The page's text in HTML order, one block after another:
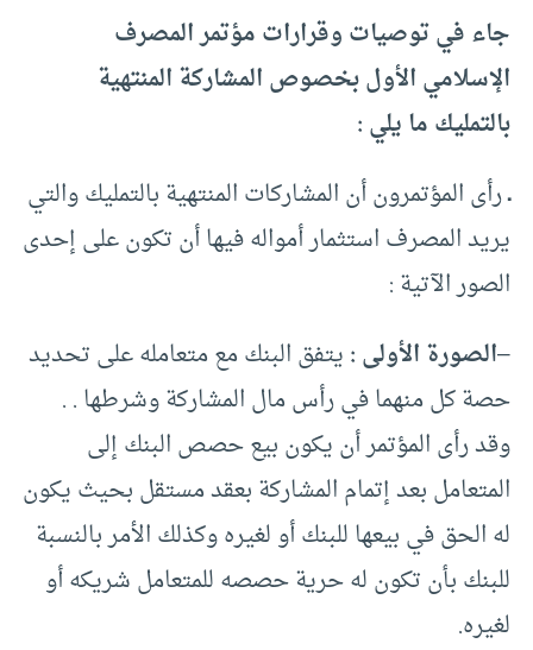
جاء في توصيات وقرارات مؤتمر المصرف
الإسلامي الأول بخصوص المشاركة المنتهية
بالتمليك ما يلي :
ـرأى المؤتمرون أن المشاركات المنتهية بالتمليك والتي
يريد المصرف استثمار أمواله فيها أن تكون على إحدى
الصور الآتية :
–الصورة الأولى :يتفق البنك مع متعامله على تحديد
حصة كل منهما في رأس مال المشاركة وشرطها . .
وقد رأى المؤتمر أن يكون بيع حصص البنك إلى
المتعامل بعد إتمام المشاركة بعقد مستقل بحيث يكون
له الحق في بيعها للبنك أو لغيره وكذلك الأمر بالنسبة
للبنك بأن تكون له حرية حصصه للمتعامل شريكه أو
لغيره.